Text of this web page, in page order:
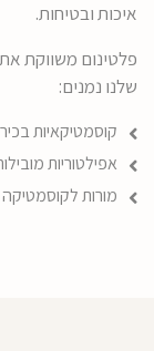
איכות ובטיחות.
פלטינום משווקת
שלנו נמנים:
קוסמטיקאיות
אפילטוריות
מורות לקוסמטיקה